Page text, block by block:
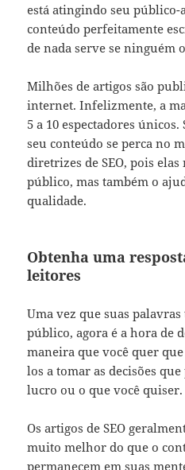
está atingindo seu
conteúdo perfeitamente
de nada serve se ninguém
Milhões de artigos são
internet. Infelizmente, a
5 a 10 espectadores
seu conteúdo se perca no
diretrizes de SEO, pois
público, mas também o
qualidade.
Obtenha uma
leitores
Uma vez que suas
público, agora é a hora de
maneira que você quer
los a tomar as decisões
lucro ou o que você quiser.
Os artigos de SEO
muito melhor do que o
permanecem em suas